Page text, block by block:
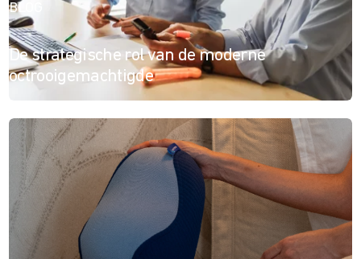
BLOG
De strategische rol van de moderne
octrooigemachtigde